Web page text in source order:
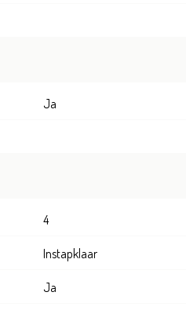
Ja
4
Instapklaar
Ja